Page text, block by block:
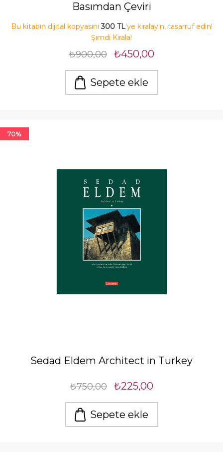
Basımdan Çeviri
Bu kitabın dijital kopyasını300 TL'ye kiralayın, tasarruf edin!
Şimdi Kirala!
₺900,00 ₺450,00
Sepete ekle
70%
Sedad Eldem Architect in Turkey
₺750,00 ₺225,00
Sepete ekle